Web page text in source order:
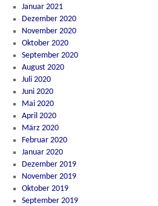
Januar 2021
Dezember 2020
November 2020
Oktober 2020
September 2020
August 2020
Juli 2020
Juni 2020
Mai 2020
April 2020
März 2020
Februar 2020
Januar 2020
Dezember 2019
November 2019
Oktober 2019
September 2019